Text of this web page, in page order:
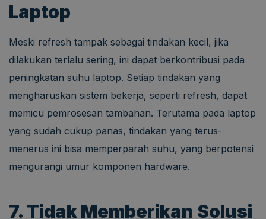
Laptop
Meski refresh tampak sebagai tindakan kecil, jika
dilakukan terlalu sering, ini dapat berkontribusi pada
peningkatan suhu laptop. Setiap tindakan yang
mengharuskan sistem bekerja, seperti refresh, dapat
memicu pemrosesan tambahan. Terutama pada laptop
yang sudah cukup panas, tindakan yang terus-
menerus ini bisa memperparah suhu, yang berpotensi
mengurangi umur komponen hardware.
7. Tidak Memberikan Solusi